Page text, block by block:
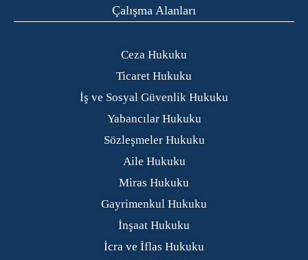
Çalışma Alanları
Ceza Hukuku
Ticaret Hukuku
İş ve Sosyal Güvenlik Hukuku
Yabancılar Hukuku
Sözleşmeler Hukuku
Aile Hukuku
Miras Hukuku
Gayrimenkul Hukuku
İnşaat Hukuku
İcra ve İflas Hukuku